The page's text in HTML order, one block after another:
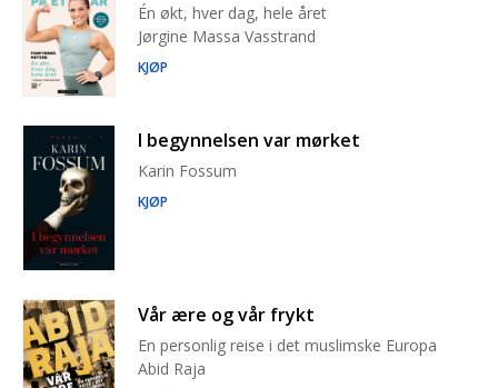
Én økt, hver dag, hele året
Jørgine Massa Vasstrand
KJØP
I begynnelsen var mørket
Karin Fossum
KJØP
Vår ære og vår frykt
En personlig reise i det muslimske Europa
Abid Raja